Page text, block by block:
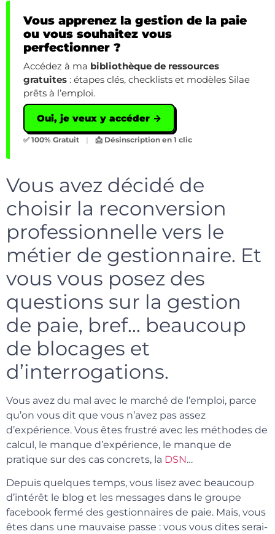
Vous apprenez la gestion de la paie
ou vous souhaitez vous
perfectionner ?
Accédez à ma bibliothèque de ressources
gratuites : étapes clés, checklists et modèles Silae
prêts à l’emploi.
Oui, je veux y accéder →
✅ 100% Gratuit | 📩 Désinscription en 1 clic
Vous avez décidé de
choisir la reconversion
professionnelle vers le
métier de gestionnaire. Et
vous vous posez des
questions sur la gestion
de paie, bref… beaucoup
de blocages et
d’interrogations.
Vous avez du mal avec le marché de l’emploi, parce
qu’on vous dit que vous n’avez pas assez
d’expérience. Vous êtes frustré avec les méthodes de
calcul, le manque d’expérience, le manque de
pratique sur des cas concrets, la DSN…
Depuis quelques temps, vous lisez avec beaucoup
d’intérêt le blog et les messages dans le groupe
facebook fermé des gestionnaires de paie. Mais, vous
êtes dans une mauvaise passe : vous vous dites serai-